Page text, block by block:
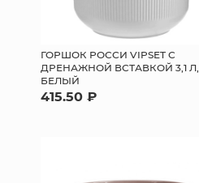
ГОРШОК РОССИ VIPSET С
ДРЕНАЖНОЙ ВСТАВКОЙ 3,1 Л,
БЕЛЫЙ
415.50 ₽